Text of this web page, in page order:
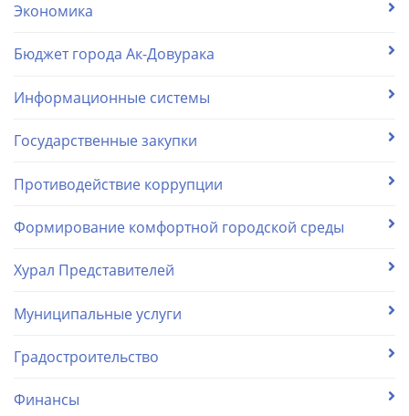
Экономика
Бюджет города Ак-Довурака
Информационные системы
Государственные закупки
Противодействие коррупции
Формирование комфортной городской среды
Хурал Представителей
Муниципальные услуги
Градостроительство
Финансы